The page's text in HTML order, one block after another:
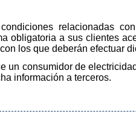
relacionadas
obligatoria a sus clientes
los que deberán efectuar
consumidor de
información a terceros.